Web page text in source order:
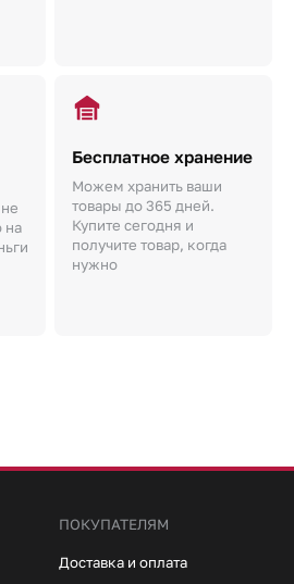
на
Бесплатное хранение
Можем хранить ваши
товары до 365 дней.
Купите сегодня и
получите товар, когда
нужно
ПОКУПАТЕЛЯМ
Доставка и оплата